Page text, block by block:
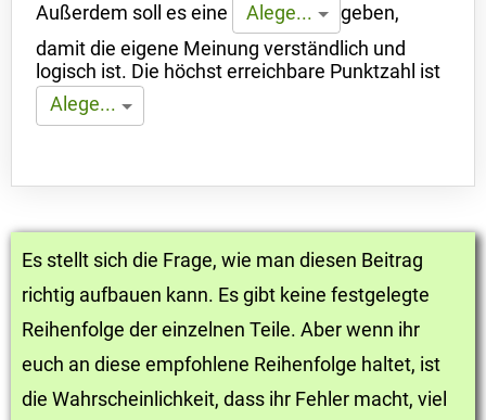
Außerdem soll es eine
Alege...
geben,
damit die eigene Meinung verständlich und
logisch ist. Die höchst erreichbare Punktzahl ist
Alege...
Es stellt sich die Frage, wie man diesen Beitrag
richtig aufbauen kann. Es gibt keine festgelegte
Reihenfolge der einzelnen Teile. Aber wenn ihr
euch an diese empfohlene Reihenfolge haltet, ist
die Wahrscheinlichkeit, dass ihr Fehler macht, viel